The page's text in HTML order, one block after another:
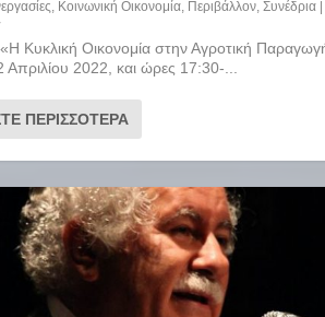
, Κοινωνική Οικονομία, Περιβάλλον,Συνέδρια
Κυκλική Οικονομία στην Αγροτική
Απριλίου 2022, και ώρες 17:30-...
ΠΕΡΙΣΣΌΤΕΡΑ